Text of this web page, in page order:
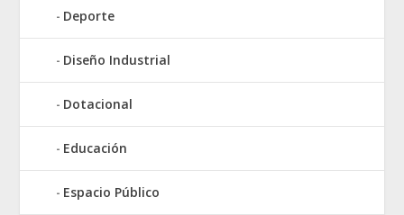
Deporte
Diseño Industrial
Dotacional
Educación
Espacio Público